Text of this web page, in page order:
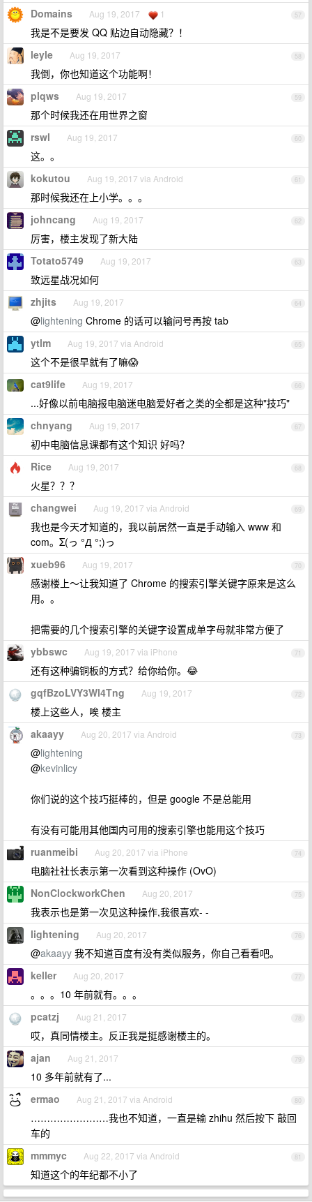
57
Domains Aug 19, 2017 1
我是不是要发 QQ 贴边自动隐藏？！
58
leyle Aug 19, 2017
我倒，你也知道这个功能啊！
59
plqws Aug 19, 2017
那个时候我还在用世界之窗
60
rswl Aug 19, 2017
这。。
61
kokutou Aug 19, 2017 via Android
那时候我还在上小学。。。
62
johncang Aug 19, 2017
厉害，楼主发现了新大陆
63
Totato5749 Aug 19, 2017
致远星战况如何
64
zhjits Aug 19, 2017
@lightening Chrome 的话可以输问号再按 tab
65
ytlm Aug 19, 2017 via Android
这个不是很早就有了嘛😱
66
cat9life Aug 19, 2017
...好像以前电脑报电脑迷电脑爱好者之类的全都是这种"技巧"
67
chnyang Aug 19, 2017
初中电脑信息课都有这个知识 好吗？
68
Rice Aug 19, 2017
火星？？？
69
changwei Aug 19, 2017 via Android
我也是今天才知道的，我以前居然一直是手动输入 www 和
com。Σ(っ °Д °;)っ
70
xueb96 Aug 19, 2017
感谢楼上～让我知道了 Chrome 的搜索引擎关键字原来是这么
用。。
把需要的几个搜索引擎的关键字设置成单字母就非常方便了
71
ybbswc Aug 19, 2017 via iPhone
还有这种骗铜板的方式？给你给你。😂
72
gqfBzoLVY3Wl4Tng Aug 19, 2017
楼上这些人，唉 楼主
73
akaayy Aug 20, 2017 via Android
@lightening
@kevinlicy
你们说的这个技巧挺棒的，但是 google 不是总能用
有没有可能用其他国内可用的搜索引擎也能用这个技巧
74
ruanmeibi Aug 20, 2017 via iPhone
电脑社社长表示第一次看到这种操作 (OvO)
75
NonClockworkChen Aug 20, 2017
我表示也是第一次见这种操作,我很喜欢- -
76
lightening Aug 20, 2017
@akaayy 我不知道百度有没有类似服务，你自己看看吧。
77
keller Aug 20, 2017
。。。10 年前就有。。。
78
pcatzj Aug 21, 2017
哎，真同情楼主。反正我是挺感谢楼主的。
79
ajan Aug 21, 2017
10 多年前就有了...
80
ermao Aug 21, 2017 via Android
……………………我也不知道，一直是输 zhihu 然后按下 敲回
车的
81
mmmyc Aug 22, 2017 via Android
知道这个的年纪都不小了